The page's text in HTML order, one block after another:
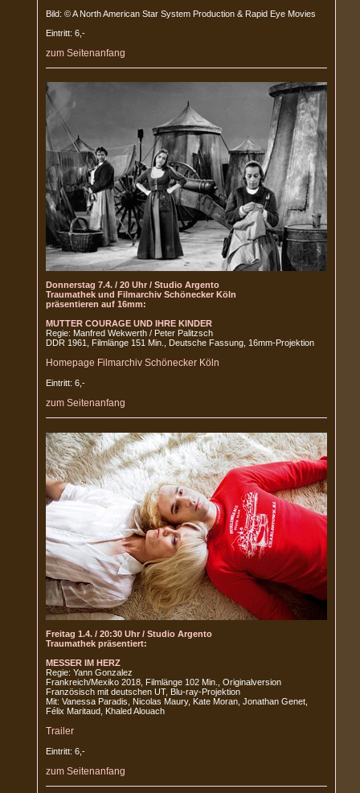
Bild: © A North American Star System Production & Rapid Eye Movies
Eintritt: 6,-
zum Seitenanfang
Donnerstag 7.4. / 20 Uhr / Studio Argento
Traumathek und Filmarchiv Schönecker Köln
präsentieren auf 16mm:
MUTTER COURAGE UND IHRE KINDER
Regie: Manfred Wekwerth / Peter Palitzsch
DDR 1961, Filmlänge 151 Min., Deutsche Fassung, 16mm-Projektion
Homepage Filmarchiv Schönecker Köln
Eintritt: 6,-
zum Seitenanfang
Freitag 1.4. / 20:30 Uhr / Studio Argento
Traumathek präsentiert:
MESSER IM HERZ
Regie: Yann Gonzalez
Frankreich/Mexiko 2018, Filmlänge 102 Min., Originalversion
Französisch mit deutschen UT, Blu-ray-Projektion
Mit: Vanessa Paradis, Nicolas Maury, Kate Moran, Jonathan Genet,
Félix Maritaud, Khaled Alouach
Trailer
Eintritt: 6,-
zum Seitenanfang